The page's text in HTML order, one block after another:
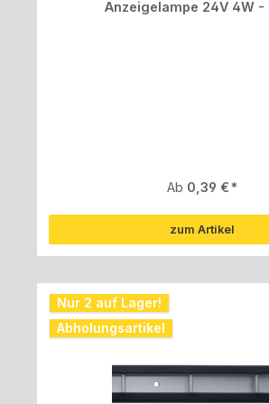
Anzeigelampe 24V 4W -
Regulärer Preis:
Ab 0,39 €
zum Artikel
Nur 2 auf Lager!
Abholungsartikel